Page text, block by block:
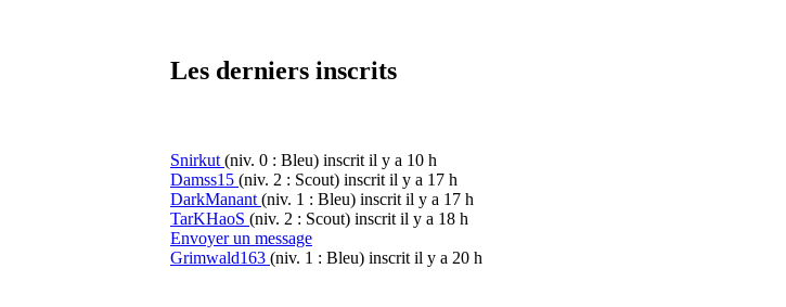
Les derniers inscrits
Snirkut (niv. 0 : Bleu) inscrit il y a 10 h
Damss15 (niv. 2 : Scout) inscrit il y a 17 h
DarkManant (niv. 1 : Bleu) inscrit il y a 17 h
TarKHaoS (niv. 2 : Scout) inscrit il y a 18 h
Envoyer un message
Grimwald163 (niv. 1 : Bleu) inscrit il y a 20 h